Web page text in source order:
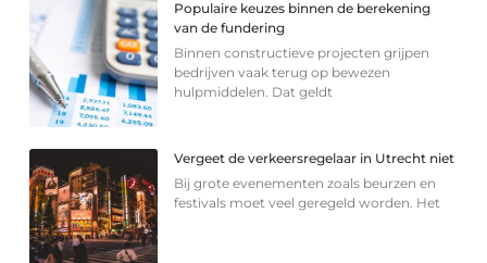
Populaire keuzes binnen de berekening
van de fundering
Binnen constructieve projecten grijpen
bedrijven vaak terug op bewezen
hulpmiddelen. Dat geldt
Vergeet de verkeersregelaar in Utrecht niet
Bij grote evenementen zoals beurzen en
festivals moet veel geregeld worden. Het